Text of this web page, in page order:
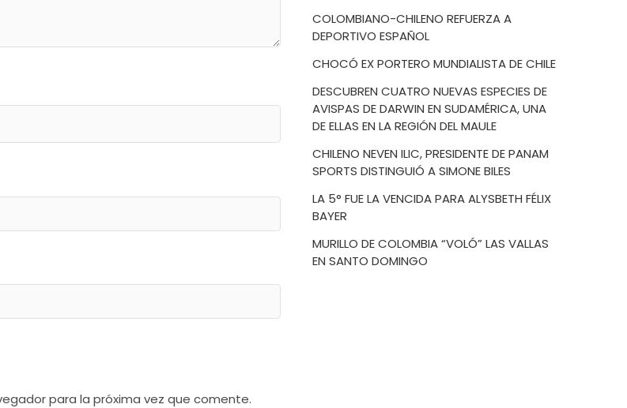
para la próxima vez que comente.
COLOMBIANO-CHILENO REFUERZA A
DEPORTIVO ESPAÑOL
CHOCÓ EX PORTERO MUNDIALISTA DE CHILE
DESCUBREN CUATRO NUEVAS ESPECIES DE
AVISPAS DE DARWIN EN SUDAMÉRICA, UNA
DE ELLAS EN LA REGIÓN DEL MAULE
CHILENO NEVEN ILIC, PRESIDENTE DE PANAM
SPORTS DISTINGUIÓ A SIMONE BILES
LA 5° FUE LA VENCIDA PARA ALYSBETH FÉLIX
BAYER
MURILLO DE COLOMBIA “VOLÓ” LAS VALLAS
EN SANTO DOMINGO